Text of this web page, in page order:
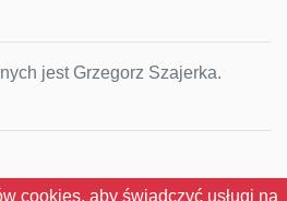
jest Grzegorz Szajerka.
cookies, aby świadczyć usługi na